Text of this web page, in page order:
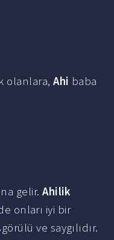
olanlara,Ahi baba
gelir.Ahilik
onları iyi bir
ve saygılıdır.